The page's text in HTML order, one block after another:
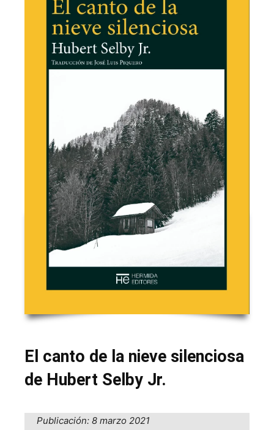
El canto de la nieve silenciosa
de Hubert Selby Jr.
Publicación: 8 marzo 2021